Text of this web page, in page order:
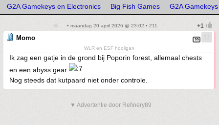
G2A Gamekeys en Electronics Big Fish Games G2A
• maandag 20 april 2026 @ 23:02 • 211
Momo
WLR en ESF hooligan
Ik zag een gatje in de grond bij Poporin forest, allemaal chests
en een abyss gear
Nog steeds dat kutpaard niet onder controle.
▼ Advertentie door Refinery89